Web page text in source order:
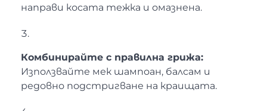
направи косата тежка и омазнена.
Комбинирайте с правилна грижа:
Използвайте мек шампоан, балсам и
редовно подстригване на краищата.